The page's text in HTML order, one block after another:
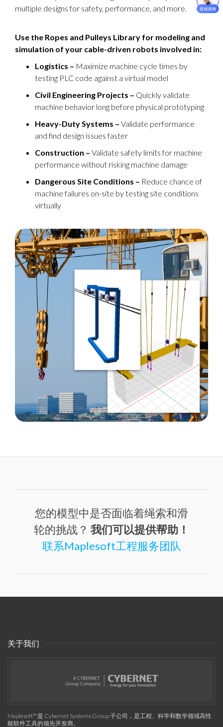
multiple designs for safety, performance, and more.
Use the Ropes and Pulleys Library for modeling and
simulation of your cable-driven robots involved in:
Logistics – Maximize machine cycle times by
testing PLC code against a virtual model
Civil Engineering Projects – Quickly validate
machine behavior long before physical prototyping
Heavy-Duty Systems – Validate performance
and find design issues faster
Construction – Validate safety limits for machine
performance without risking machine damage
Dangerous Site Conditions – Reduce chance of
machine failures on-site by testing site conditions
virtually
您的模型中是否面临着绳索和滑
轮的挑战？ 我们可以提供帮助！
联系Maplesoft工程服务团队
关于我们
Maplesoft™是 Cybernet Systems Group 子公司，是工程、科学和数学领域高性
能软件工具的领先开发商。